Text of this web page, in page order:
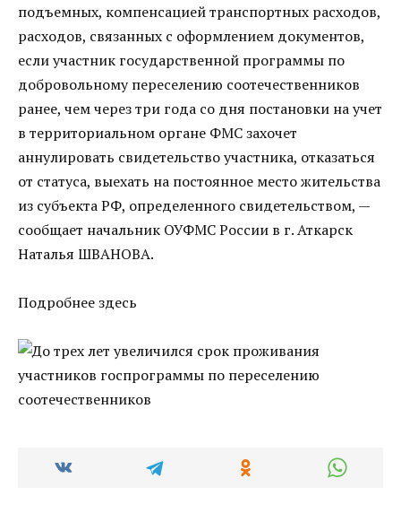
подъемных, компенсацией транспортных расходов,
расходов, связанных с оформлением документов,
если участник государственной программы по
добровольному переселению соотечественников
ранее, чем через три года со дня постановки на учет
в территориальном органе ФМС захочет
аннулировать свидетельство участника, отказаться
от статуса, выехать на постоянное место жительства
из субъекта РФ, определенного свидетельством, —
сообщает начальник ОУФМС России в г. Аткарск
Наталья ШВАНОВА.
Подробнее здесь